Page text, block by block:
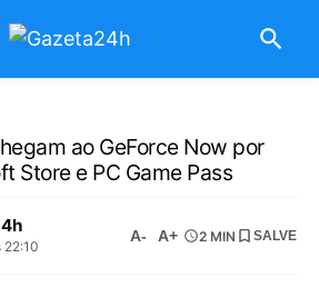
ao GeForce Now por
Store e PC Game Pass
22:10
A- A+ 2 MIN SALVE